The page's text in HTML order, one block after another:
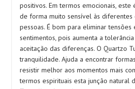
positivos. Em termos emocionais,
de forma muito sensível às diferentes
pessoas. É bom para eliminar tensões
sentimentos, pois aumenta a
aceitação das diferenças. O Quartzo
tranquilidade. Ajuda a encontrar
resistir melhor aos momentos mais
termos espirituais esta junção natural